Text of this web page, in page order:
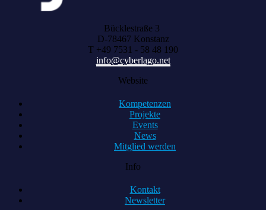
Bücklestraße 3
D-78467 Konstanz
T +49 7531 - 58 48 190
info@cyberlago.net
Website
Kompetenzen
Projekte
Events
News
Mitglied werden
Info
Kontakt
Newsletter